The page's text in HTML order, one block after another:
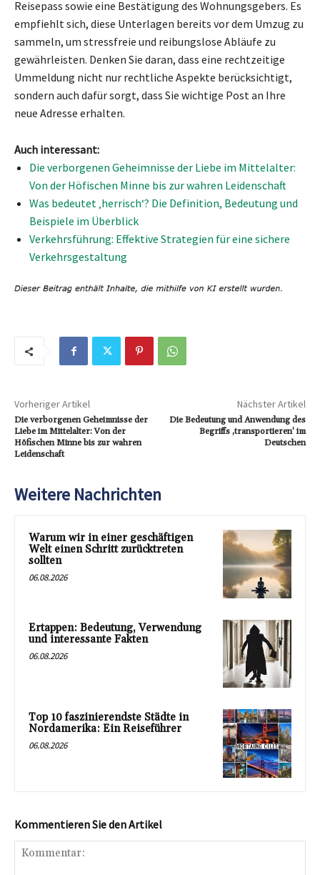
Reisepass sowie eine Bestätigung des Wohnungsgebers. Es
empfiehlt sich, diese Unterlagen bereits vor dem Umzug zu
sammeln, um stressfreie und reibungslose Abläufe zu
gewährleisten. Denken Sie daran, dass eine rechtzeitige
Ummeldung nicht nur rechtliche Aspekte berücksichtigt,
sondern auch dafür sorgt, dass Sie wichtige Post an Ihre
neue Adresse erhalten.
Auch interessant:
Die verborgenen Geheimnisse der Liebe im Mittelalter:
Von der Höfischen Minne bis zur wahren Leidenschaft
Was bedeutet ‚herrisch‘? Die Definition, Bedeutung und
Beispiele im Überblick
Verkehrsführung: Effektive Strategien für eine sichere
Verkehrsgestaltung
Vorheriger Artikel
Die verborgenen Geheimnisse der
Liebe im Mittelalter: Von der
Höfischen Minne bis zur wahren
Leidenschaft
Nächster Artikel
Die Bedeutung und Anwendung des
Begriffs ‚transportieren‘ im
Deutschen
Weitere Nachrichten
Warum wir in einer geschäftigen
Welt einen Schritt zurücktreten
sollten
06.08.2026
Ertappen: Bedeutung, Verwendung
und interessante Fakten
06.08.2026
Top 10 faszinierendste Städte in
Nordamerika: Ein Reiseführer
06.08.2026
Kommentieren Sie den Artikel